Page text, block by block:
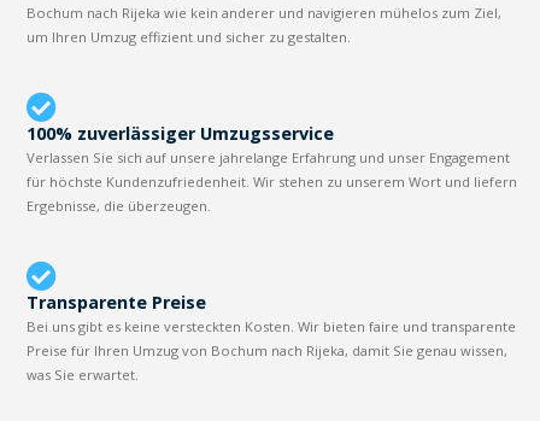
Bochum nach Rijeka wie kein anderer und navigieren mühelos zum Ziel,
um Ihren Umzug effizient und sicher zu gestalten.
100% zuverlässiger Umzugsservice
Verlassen Sie sich auf unsere jahrelange Erfahrung und unser Engagement
für höchste Kundenzufriedenheit. Wir stehen zu unserem Wort und liefern
Ergebnisse, die überzeugen.
Transparente Preise
Bei uns gibt es keine versteckten Kosten. Wir bieten faire und transparente
Preise für Ihren Umzug von Bochum nach Rijeka, damit Sie genau wissen,
was Sie erwartet.